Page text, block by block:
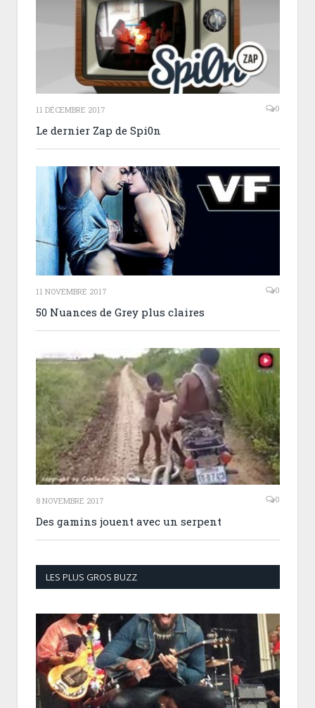
11 DÉCEMBRE 2017 0
Le dernier Zap de Spi0n
11 NOVEMBRE 2017 0
50 Nuances de Grey plus claires
8 NOVEMBRE 2017 0
Des gamins jouent avec un serpent
LES PLUS GROS BUZZ